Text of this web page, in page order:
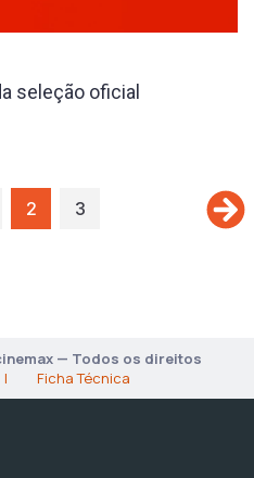
seleção oficial
2 3
— Todos os direitos
| Ficha Técnica